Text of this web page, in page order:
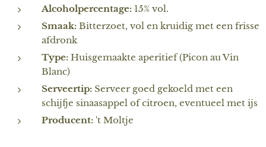
Alcoholpercentage: 15% vol.
Smaak: Bitterzoet, vol en kruidig met een frisse
afdronk
Type: Huisgemaakte aperitief (Picon au Vin
Blanc)
Serveertip: Serveer goed gekoeld met een
schijfje sinaasappel of citroen, eventueel met ijs
Producent: 't Moltje